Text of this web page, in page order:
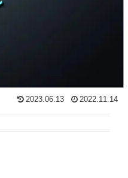
2023.06.13 2022.11.14